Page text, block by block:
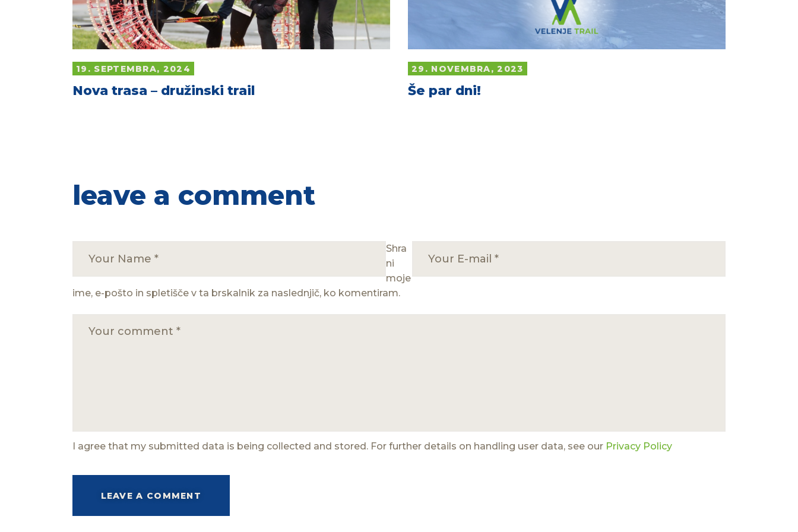
19. SEPTEMBRA, 2024
Nova trasa – družinski trail
29. NOVEMBRA, 2023
Še par dni!
leave a comment
Shra
ni
moje
ime, e-pošto in spletišče v ta brskalnik za naslednjič, ko komentiram.
I agree that my submitted data is being collected and stored. For further details on handling user data, see our Privacy Policy